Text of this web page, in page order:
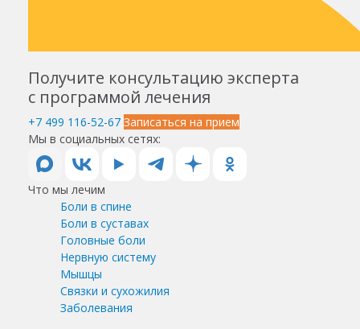
Получите консультацию эксперта
с программой лечения
+7 499 116-52-67 Записаться на прием
Мы в социальных сетях:
Что мы лечим
Боли в спине
Боли в суставах
Головные боли
Нервную систему
Мышцы
Связки и сухожилия
Заболевания